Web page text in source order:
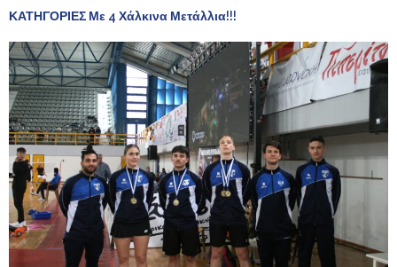
ΚΑΤΗΓΟΡΙΕΣ Με 4 Χάλκινα Μετάλλια!!!